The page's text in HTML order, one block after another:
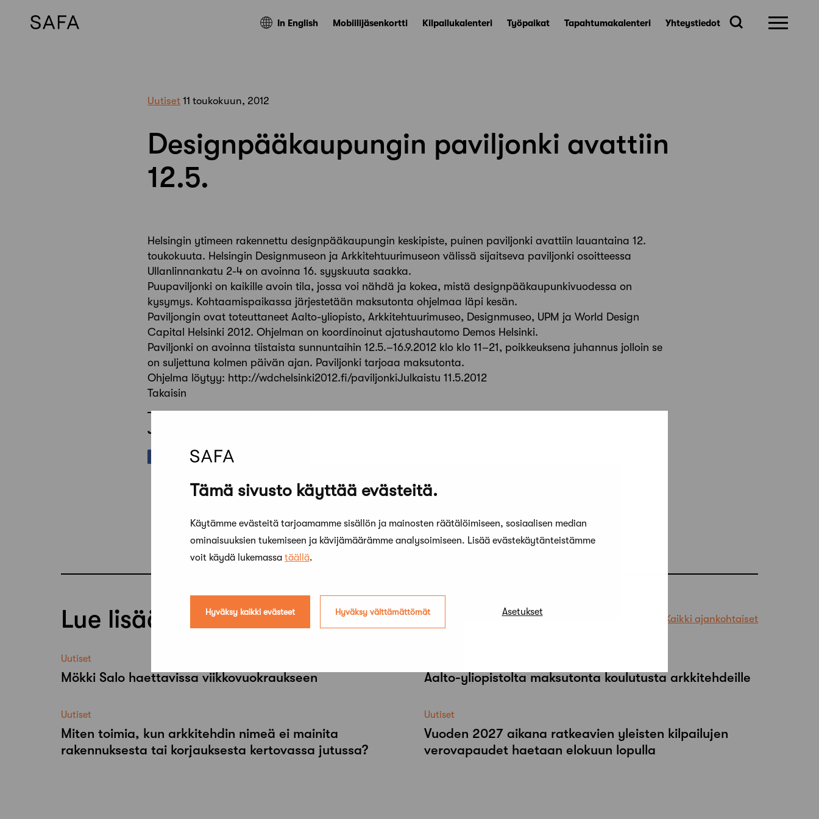
Tämä sivusto käyttää evästeitä.
Käytämme evästeitä tarjoamamme sisällön ja mainosten räätälöimiseen, sosiaalisen median
ominaisuuksien tukemiseen ja kävijämäärämme analysoimiseen. Lisää evästekäytänteistämme
voit käydä lukemassa täällä.
Hyväksy kaikki evästeet Hyväksy välttämättömät Asetukset
In English Mobiilijäsenkortti Kilpailukalenteri Työpaikat Tapahtumakalenteri Yhteystiedot
Uutiset 11 toukokuun, 2012
Designpääkaupungin paviljonki avattiin
12.5.
Helsingin ytimeen rakennettu designpääkaupungin keskipiste, puinen paviljonki avattiin lauantaina 12.
toukokuuta. Helsingin Designmuseon ja Arkkitehtuurimuseon välissä sijaitseva paviljonki osoitteessa
Ullanlinnankatu 2-4 on avoinna 16. syyskuuta saakka.
Puupaviljonki on kaikille avoin tila, jossa voi nähdä ja kokea, mistä designpääkaupunkivuodessa on
kysymys. Kohtaamispaikassa järjestetään maksutonta ohjelmaa läpi kesän.
Paviljongin ovat toteuttaneet Aalto-yliopisto, Arkkitehtuurimuseo, Designmuseo, UPM ja World Design
Capital Helsinki 2012. Ohjelman on koordinoinut ajatushautomo Demos Helsinki.
Paviljonki on avoinna tiistaista sunnuntaihin 12.5.–16.9.2012 klo klo 11–21, poikkeuksena juhannus jolloin se
on suljettuna kolmen päivän ajan. Paviljonki tarjoaa maksutonta.
Ohjelma löytyy: http://wdchelsinki2012.fi/paviljonkiJulkaistu 11.5.2012
Takaisin
Jaa artikkeli
Lue lisää Kaikki ajankohtaiset
Uutiset
Mökki Salo haettavissa viikkovuokraukseen Aalto-​yliopistolta maksutonta koulutusta arkkitehdeille
Uutiset
Miten toimia, kun arkkitehdin nimeä ei mainita
rakennuksesta tai korjauksesta kertovassa jutussa?
Uutiset
Vuoden 2027 aikana ratkeavien yleisten kilpailujen
verovapaudet haetaan elokuun lopulla